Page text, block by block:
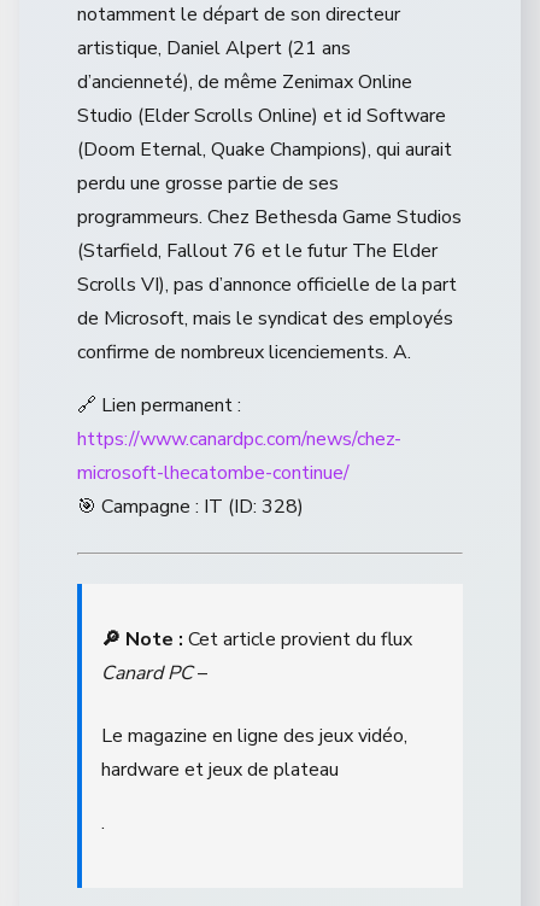
notamment le départ de son directeur
artistique, Daniel Alpert (21 ans
d’ancienneté), de même Zenimax Online
Studio (Elder Scrolls Online) et id Software
(Doom Eternal, Quake Champions), qui aurait
perdu une grosse partie de ses
programmeurs. Chez Bethesda Game Studios
(Starfield, Fallout 76 et le futur The Elder
Scrolls VI), pas d’annonce officielle de la part
de Microsoft, mais le syndicat des employés
confirme de nombreux licenciements. A.
🔗 Lien permanent :
https://www.canardpc.com/news/chez-
microsoft-lhecatombe-continue/
🎯 Campagne : IT (ID: 328)
🔎 Note : Cet article provient du flux
Canard PC–
Le magazine en ligne des jeux vidéo,
hardware et jeux de plateau
.